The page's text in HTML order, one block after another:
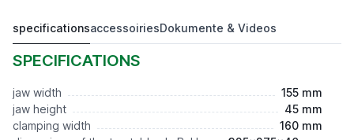
ELV 150E,Niederzug Prisma
129,50 €*
specificationsaccessoiriesDokumente & Videos
SPECIFICATIONS
jaw width
155 mm
jaw height
45 mm
clamping width
160 mm